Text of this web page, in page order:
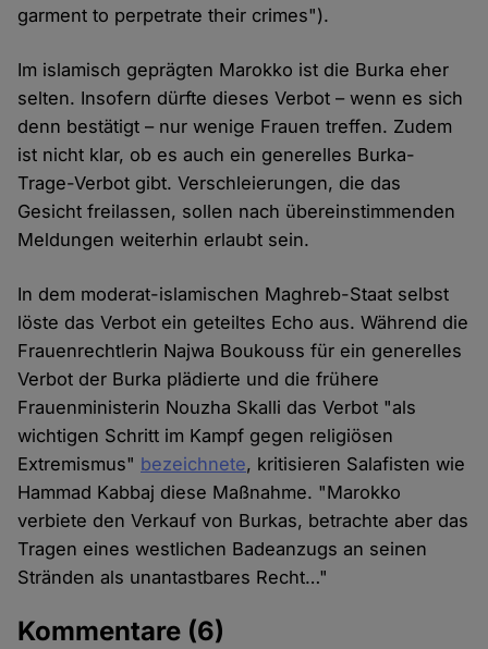
garment to perpetrate their crimes").
Im islamisch geprägten Marokko ist die Burka eher
selten. Insofern dürfte dieses Verbot – wenn es sich
denn bestätigt – nur wenige Frauen treffen. Zudem
ist nicht klar, ob es auch ein generelles Burka-
Trage-Verbot gibt. Verschleierungen, die das
Gesicht freilassen, sollen nach übereinstimmenden
Meldungen weiterhin erlaubt sein.
In dem moderat-islamischen Maghreb-Staat selbst
löste das Verbot ein geteiltes Echo aus. Während die
Frauenrechtlerin Najwa Boukouss für ein generelles
Verbot der Burka plädierte und die frühere
Frauenministerin Nouzha Skalli das Verbot "als
wichtigen Schritt im Kampf gegen religiösen
Extremismus" bezeichnete, kritisieren Salafisten wie
Hammad Kabbaj diese Maßnahme. "Marokko
verbiete den Verkauf von Burkas, betrachte aber das
Tragen eines westlichen Badeanzugs an seinen
Stränden als unantastbares Recht…"
Kommentare (6)